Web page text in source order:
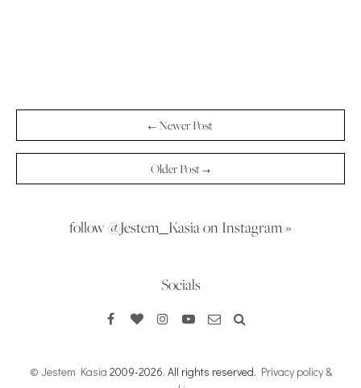
← Newer Post
Older Post →
follow @Jestem_Kasia on Instagram »
Socials
© Jestem Kasia 2009-2026. All rights reserved. Privacy policy &